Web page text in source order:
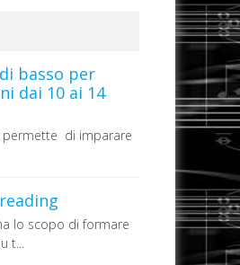
basso per
dai 10 ai 14
permette di imparare
lo scopo di formare
t...